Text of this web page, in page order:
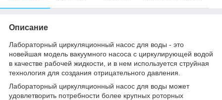
Описание
Лабораторный циркуляционный насос для воды - это
новейшая модель вакуумного насоса с циркулирующей водой
в качестве рабочей жидкости, и в нем используется струйная
технология для создания отрицательного давления.
Лабораторный циркуляционный насос для воды может
удовлетворить потребности более крупных роторных